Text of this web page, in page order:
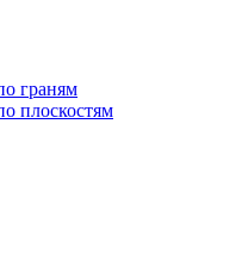
граням
плоскостям